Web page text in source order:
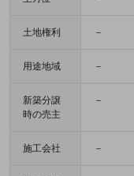
土地権利 －
用途地域 －
新築分譲
時の売主
－
施工会社 －